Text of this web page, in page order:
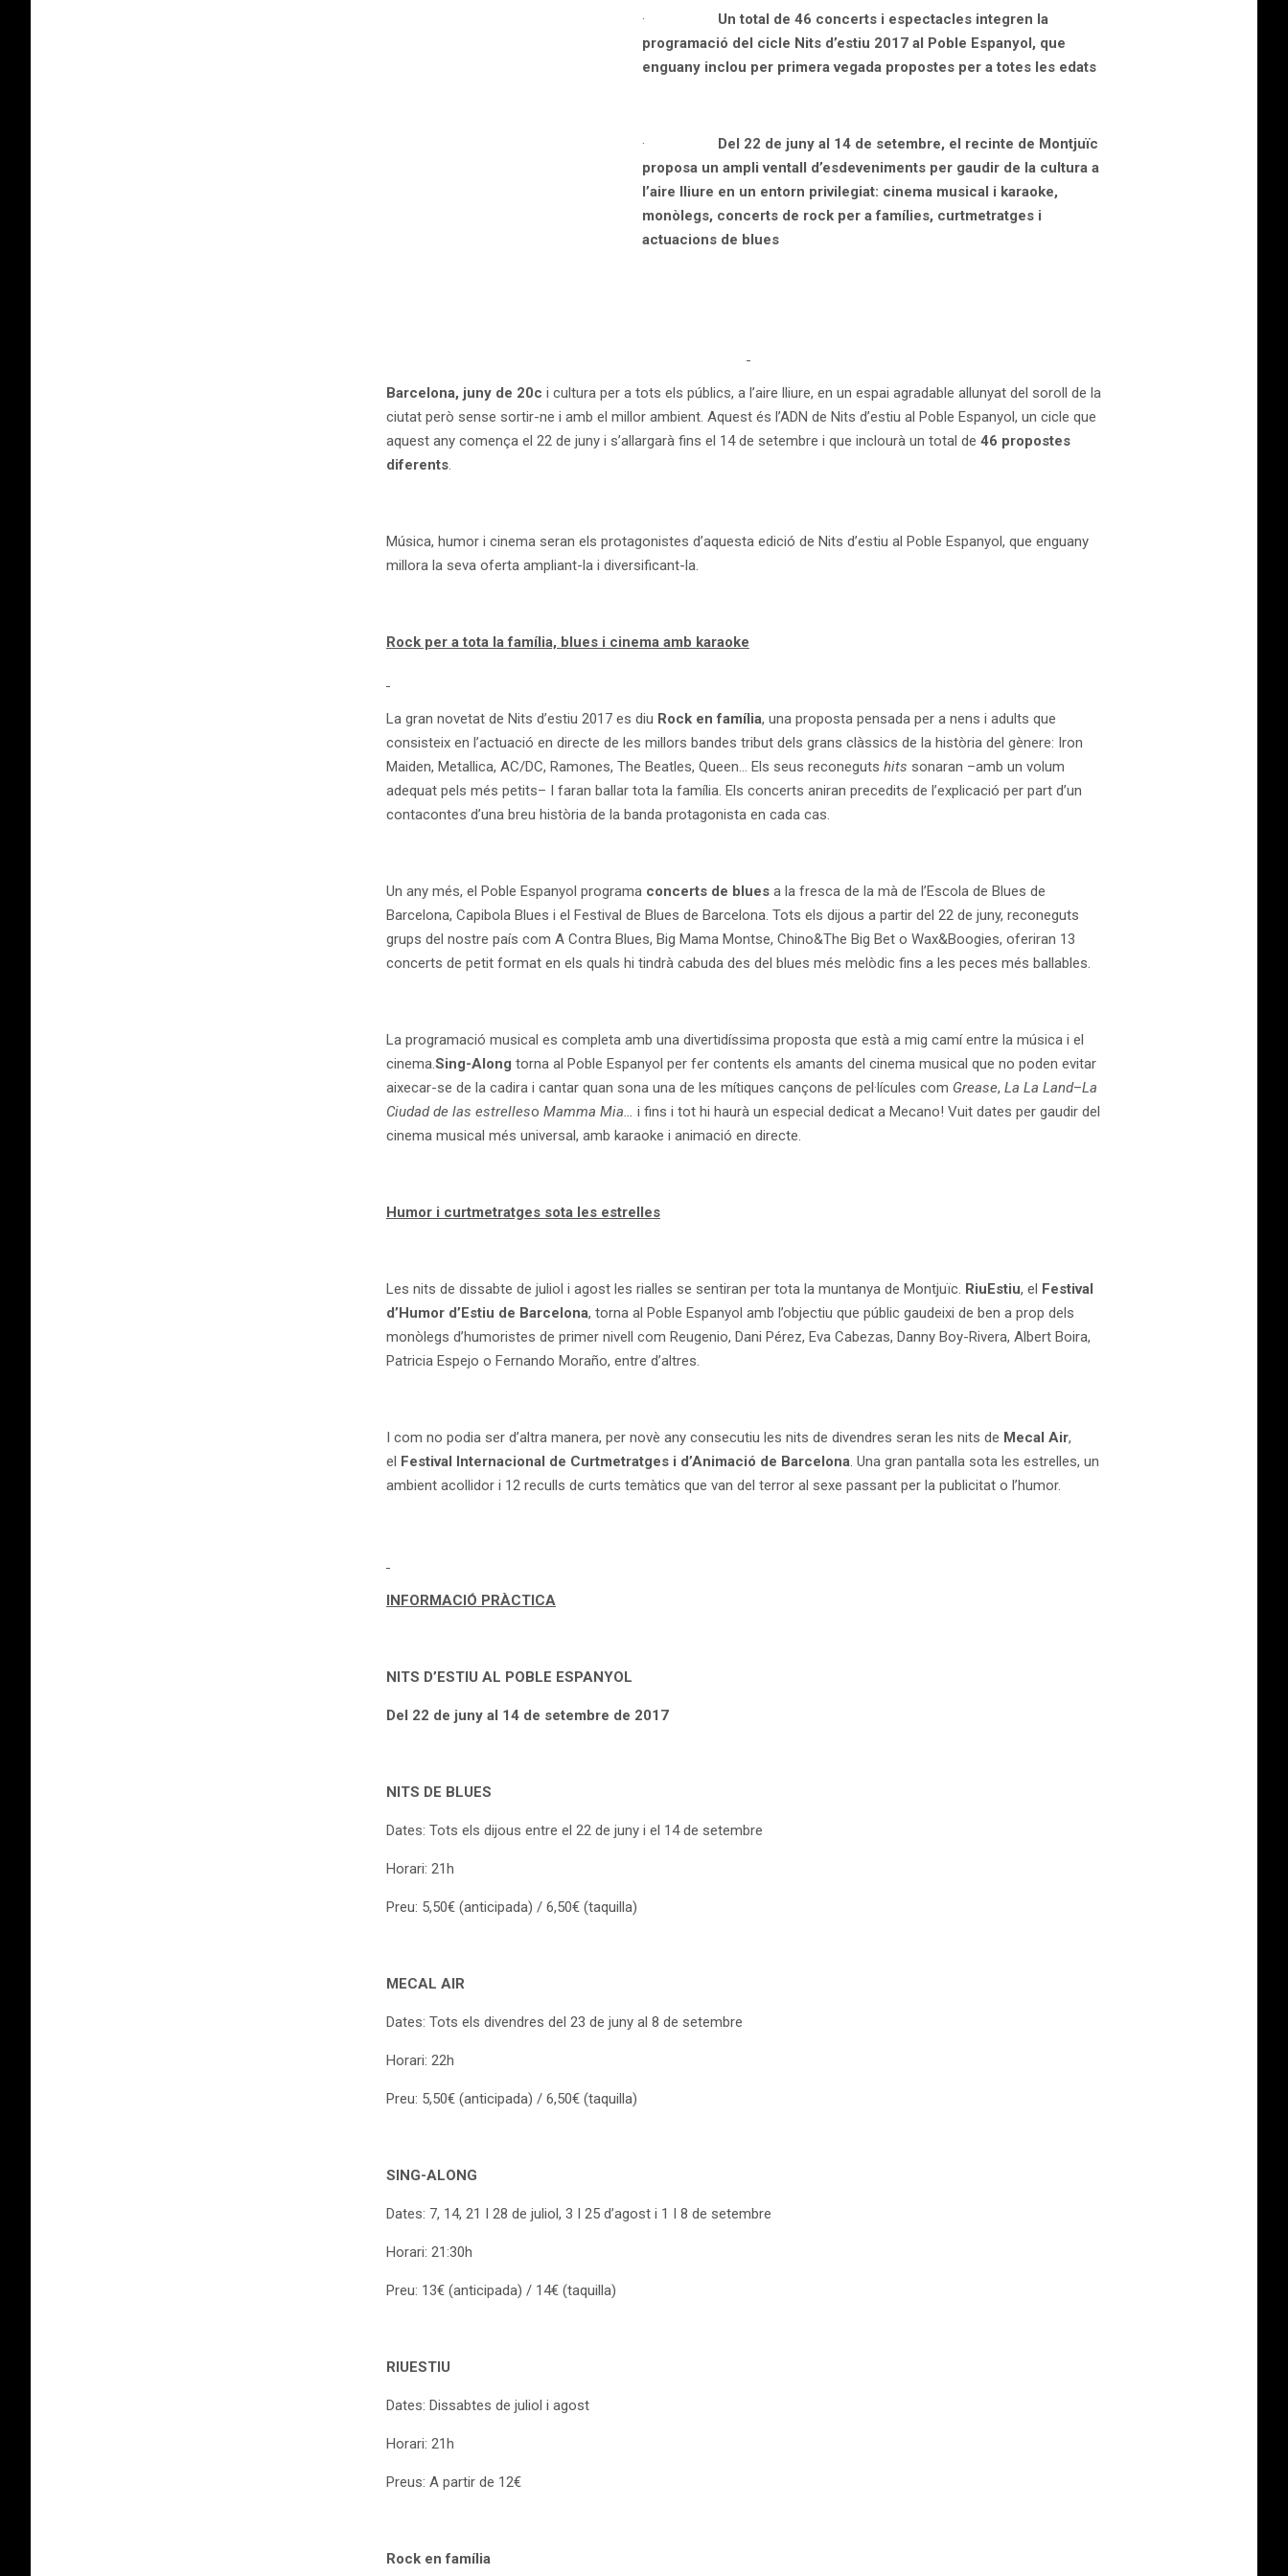
· Un total de 46 concerts i espectacles integren la
programació del cicle Nits d’estiu 2017 al Poble Espanyol, que
enguany inclou per primera vegada propostes per a totes les edats
· Del 22 de juny al 14 de setembre, el recinte de Montjuïc
proposa un ampli ventall d’esdeveniments per gaudir de la cultura a
l’aire lliure en un entorn privilegiat: cinema musical i karaoke,
monòlegs, concerts de rock per a famílies, curtmetratges i
actuacions de blues
Barcelona, juny de 20c i cultura per a tots els públics, a l’aire lliure, en un espai agradable allunyat del soroll de la
ciutat però sense sortir-ne i amb el millor ambient. Aquest és l’ADN de Nits d’estiu al Poble Espanyol, un cicle que
aquest any comença el 22 de juny i s’allargarà fins el 14 de setembre i que inclourà un total de 46 propostes
diferents.
Música, humor i cinema seran els protagonistes d’aquesta edició de Nits d’estiu al Poble Espanyol, que enguany
millora la seva oferta ampliant-la i diversificant-la.
Rock per a tota la família, blues i cinema amb karaoke
La gran novetat de Nits d’estiu 2017 es diu Rock en família, una proposta pensada per a nens i adults que
consisteix en l’actuació en directe de les millors bandes tribut dels grans clàssics de la història del gènere: Iron
Maiden, Metallica, AC/DC, Ramones, The Beatles, Queen… Els seus reconeguts hits sonaran –amb un volum
adequat pels més petits– I faran ballar tota la família. Els concerts aniran precedits de l’explicació per part d’un
contacontes d’una breu història de la banda protagonista en cada cas.
Un any més, el Poble Espanyol programa concerts de blues a la fresca de la mà de l’Escola de Blues de
Barcelona, Capibola Blues i el Festival de Blues de Barcelona. Tots els dijous a partir del 22 de juny, reconeguts
grups del nostre país com A Contra Blues, Big Mama Montse, Chino&The Big Bet o Wax&Boogies, oferiran 13
concerts de petit format en els quals hi tindrà cabuda des del blues més melòdic fins a les peces més ballables.
La programació musical es completa amb una divertidíssima proposta que està a mig camí entre la música i el
cinema.Sing-Along torna al Poble Espanyol per fer contents els amants del cinema musical que no poden evitar
aixecar-se de la cadira i cantar quan sona una de les mítiques cançons de pel·lícules com Grease, La La Land–La
Ciudad de las estrelleso Mamma Mia… i fins i tot hi haurà un especial dedicat a Mecano! Vuit dates per gaudir del
cinema musical més universal, amb karaoke i animació en directe.
Humor i curtmetratges sota les estrelles
Les nits de dissabte de juliol i agost les rialles se sentiran per tota la muntanya de Montjuïc. RiuEstiu, el Festival
d’Humor d’Estiu de Barcelona, torna al Poble Espanyol amb l’objectiu que públic gaudeixi de ben a prop dels
monòlegs d’humoristes de primer nivell com Reugenio, Dani Pérez, Eva Cabezas, Danny Boy-Rivera, Albert Boira,
Patricia Espejo o Fernando Moraño, entre d’altres.
I com no podia ser d’altra manera, per novè any consecutiu les nits de divendres seran les nits de Mecal Air,
el Festival Internacional de Curtmetratges i d’Animació de Barcelona. Una gran pantalla sota les estrelles, un
ambient acollidor i 12 reculls de curts temàtics que van del terror al sexe passant per la publicitat o l’humor.
INFORMACIÓ PRÀCTICA
NITS D’ESTIU AL POBLE ESPANYOL
Del 22 de juny al 14 de setembre de 2017
NITS DE BLUES
Dates: Tots els dijous entre el 22 de juny i el 14 de setembre
Horari: 21h
Preu: 5,50€ (anticipada) / 6,50€ (taquilla)
MECAL AIR
Dates: Tots els divendres del 23 de juny al 8 de setembre
Horari: 22h
Preu: 5,50€ (anticipada) / 6,50€ (taquilla)
SING-ALONG
Dates: 7, 14, 21 I 28 de juliol, 3 I 25 d’agost i 1 I 8 de setembre
Horari: 21:30h
Preu: 13€ (anticipada) / 14€ (taquilla)
RIUESTIU
Dates: Dissabtes de juliol i agost
Horari: 21h
Preus: A partir de 12€
Rock en família